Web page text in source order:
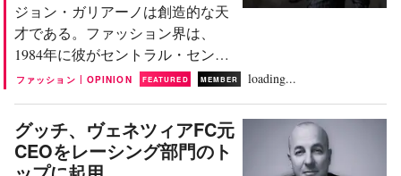
ジョン・ガリアーノは創造的な天
才である。ファッション界は、
1984年に彼がセントラル・セン
ト・マーチンズ校で発表した卒業
っている。ディオールやメゾン・
マルジェラといったラグジュアリ
ーメゾンでの在任期間中、彼は称
ファッション | OPINION FEATURED MEMBER loading...
グッチ、ヴェネツィアFC元
CEOをレーシング部門のト